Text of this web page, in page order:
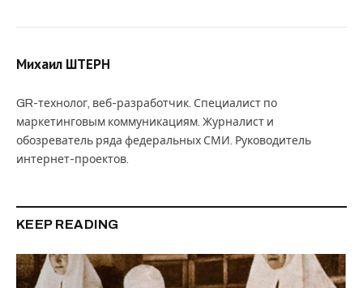
Михаил ШТЕРН
GR-технолог, веб-разработчик. Специалист по
маркетинговым коммуникациям. Журналист и
обозреватель ряда федеральных СМИ. Руководитель
интернет-проектов.
KEEP READING